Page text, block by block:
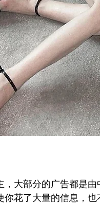
，大部分的广告都是
你花了大量的信息，